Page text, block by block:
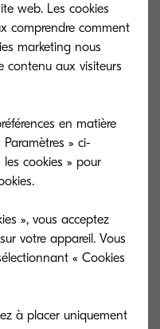
web. Les cookies
comprendre comment
marketing nous
contenu aux visiteurs
en matière
» ci-
les cookies » pour
», vous acceptez
votre appareil. Vous
« Cookies
à placer uniquement